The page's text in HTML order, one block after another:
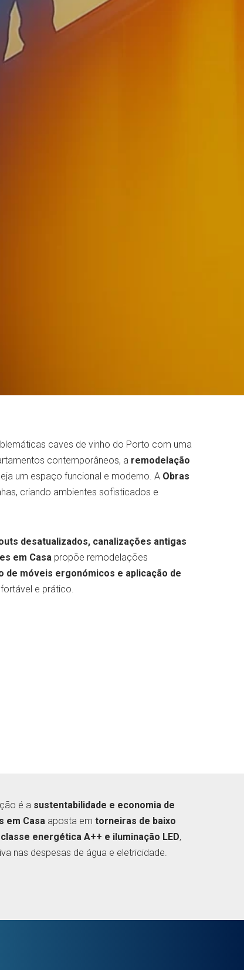
caves de vinho do Porto com uma
contemporâneos, a remodelação
um espaço funcional e moderno. A Obras
criando ambientes sofisticados e
desatualizados, canalizações antigas
em Casa propõe remodelações
de móveis ergonómicos e aplicação de
e prático.
é a sustentabilidade e economia de
em Casa aposta em torneiras de baixo
energética A++ e iluminação LED,
nas despesas de água e eletricidade.